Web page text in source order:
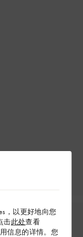
，以更好地向您
击此处查看
信息的详情。您